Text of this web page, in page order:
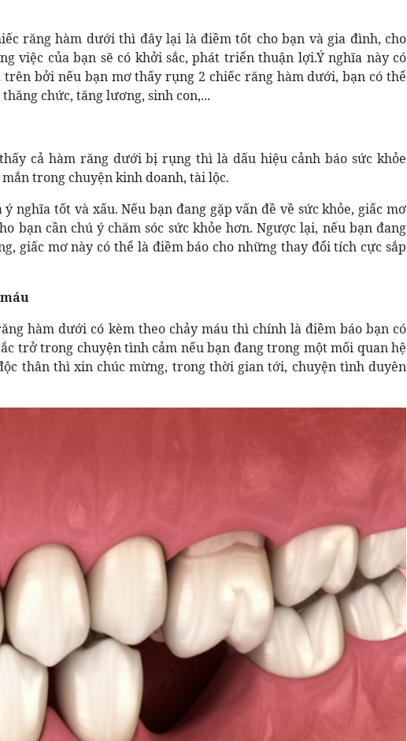
răng hàm dưới thì đây lại là điềm tốt cho bạn và gia đình, cho
việc của bạn sẽ có khởi sắc, phát triển thuận lợi.Ý nghĩa này có
bởi nếu bạn mơ thấy rụng 2 chiếc răng hàm dưới, bạn có thể
chức, tăng lương, sinh con,...
cả hàm răng dưới bị rụng thì là dấu hiệu cảnh báo sức khỏe
trong chuyện kinh doanh, tài lộc.
ý nghĩa tốt và xấu. Nếu bạn đang gặp vấn đề về sức khỏe, giấc mơ
bạn cần chú ý chăm sóc sức khỏe hơn. Ngược lại, nếu bạn đang
giấc mơ này có thể là điềm báo cho những thay đổi tích cực sắp
hàm dưới có kèm theo chảy máu thì chính là điềm báo bạn có
trở trong chuyện tình cảm nếu bạn đang trong một mối quan hệ
thân thì xin chúc mừng, trong thời gian tới, chuyện tình duyên